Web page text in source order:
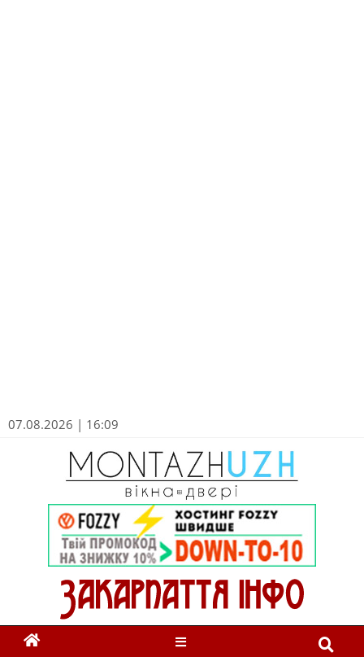
07.08.2026 | 16:09